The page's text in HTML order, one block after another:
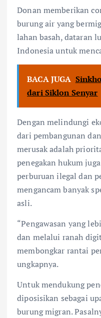
Donan memberikan
burung air yang
lahan basah, dataran
Indonesia untuk
BACA JUGA
dari Siklon Senyar
Dengan melindungi
dari pembangunan
merusak adalah
penegakan hukum
perburuan ilegal dan
mengancam banyak
asli.
“Pengawasan yang
dan melalui ranah
membongkar rantai
ungkapnya.
Untuk mendukung
diposisikan sebagai
burung migran.